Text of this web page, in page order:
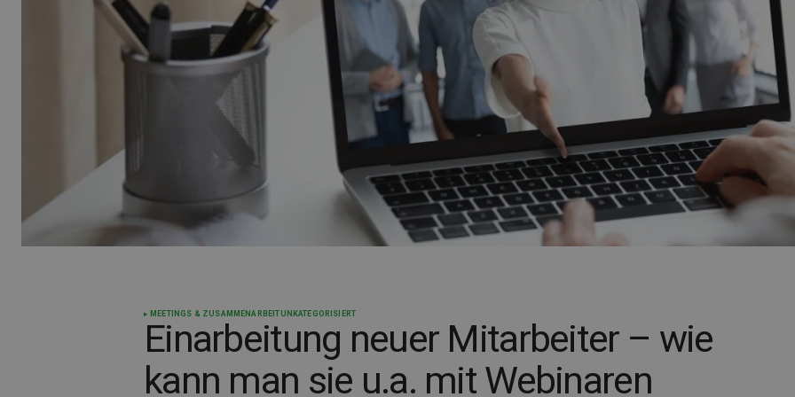
MEETINGS & ZUSAMMENARBEITUNKATEGORISIERT
Einarbeitung neuer Mitarbeiter – wie
kann man sie u.a. mit Webinaren